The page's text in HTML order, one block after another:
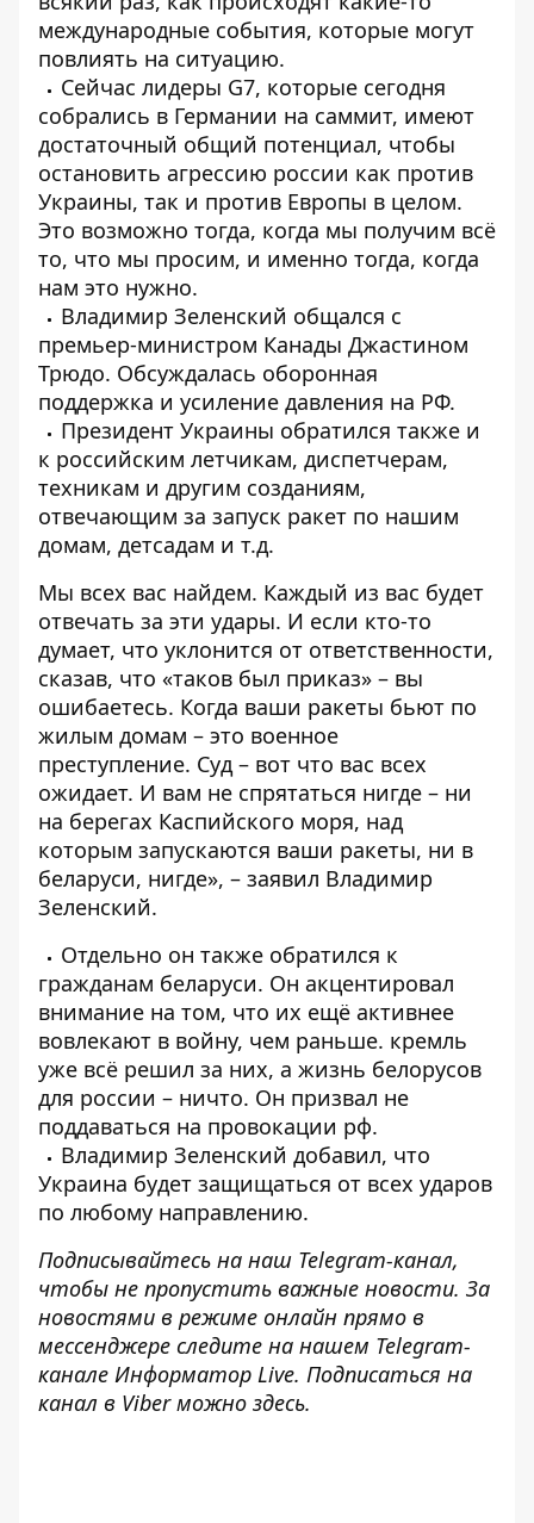
международные события, которые могут
повлиять на ситуацию.
Сейчас лидеры G7, которые сегодня
собрались в Германии на саммит, имеют
достаточный общий потенциал, чтобы
остановить агрессию россии как против
Украины, так и против Европы в целом.
Это возможно тогда, когда мы получим всё
то, что мы просим, ​​и именно тогда, когда
нам это нужно.
Владимир Зеленский общался с
премьер-министром Канады Джастином
Трюдо. Обсуждалась оборонная
поддержка и усиление давления на РФ.
Президент Украины обратился также и
к российским летчикам, диспетчерам,
техникам и другим созданиям,
отвечающим за запуск ракет по нашим
домам, детсадам и т.д.
Мы всех вас найдем. Каждый из вас будет
отвечать за эти удары. И если кто-то
думает, что уклонится от ответственности,
сказав, что «таков был приказ» – вы
ошибаетесь. Когда ваши ракеты бьют по
жилым домам – это военное
преступление. Суд – вот что вас всех
ожидает. И вам не спрятаться нигде – ни
на берегах Каспийского моря, над
которым запускаются ваши ракеты, ни в
беларуси, нигде», – заявил Владимир
Зеленский.
Отдельно он также обратился к
гражданам беларуси. Он акцентировал
внимание на том, что их ещё активнее
вовлекают в войну, чем раньше. кремль
уже всё решил за них, а жизнь белорусов
для россии – ничто. Он призвал не
поддаваться на провокации рф.
Владимир Зеленский добавил, что
Украина будет защищаться от всех ударов
по любому направлению.
Подписывайтесь на наш Telegram-канал,
чтобы не пропустить важные новости. За
новостями в режиме онлайн прямо в
мессенджере следите на нашем Telegram-
канале Информатор Live. Подписаться на
канал в Viber можно здесь.